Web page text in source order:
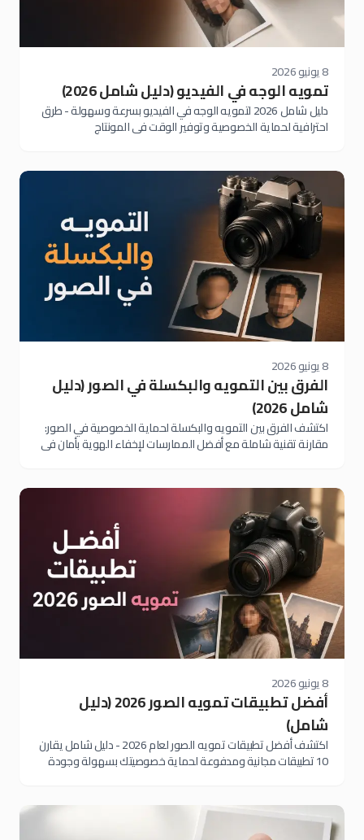
8 يونيو 2026
تمويه الوجه في الفيديو (دليل شامل 2026)
دليل شامل 2026 لتمويه الوجه في الفيديو بسرعة وسهولة - طرق
احترافية لحماية الخصوصية وتوفير الوقت في المونتاج
8 يونيو 2026
الفرق بين التمويه والبكسلة في الصور (دليل
شامل 2026)
اكتشف الفرق بين التمويه والبكسلة لحماية الخصوصية في الصور:
مقارنة تقنية شاملة مع أفضل الممارسات لإخفاء الهوية بأمان في
8 يونيو 2026
أفضل تطبيقات تمويه الصور 2026 (دليل
شامل)
اكتشف أفضل تطبيقات تمويه الصور لعام 2026 - دليل شامل يقارن
10 تطبيقات مجانية ومدفوعة لحماية خصوصيتك بسهولة وجودة